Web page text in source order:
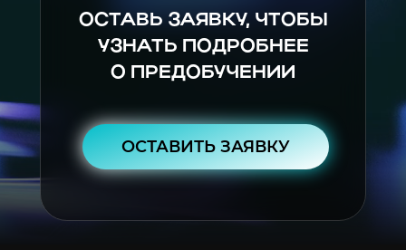
ОСТАВЬ ЗАЯВКУ, ЧТОБЫ
УЗНАТЬ ПОДРОБНЕЕ
О ПРЕДОБУЧЕНИИ
ОСТАВИТЬ ЗАЯВКУ
ОСТАЛИСЬ